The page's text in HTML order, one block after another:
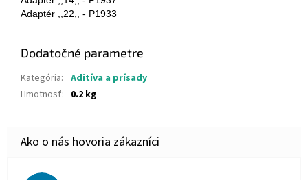
Adaptér ,,22,, - P1933
Dodatočné parametre
Kategória: Aditíva a prísady
Hmotnosť: 0.2 kg